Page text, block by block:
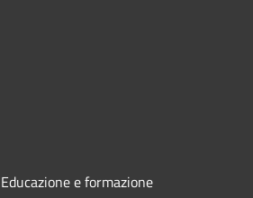
Educazione e formazione